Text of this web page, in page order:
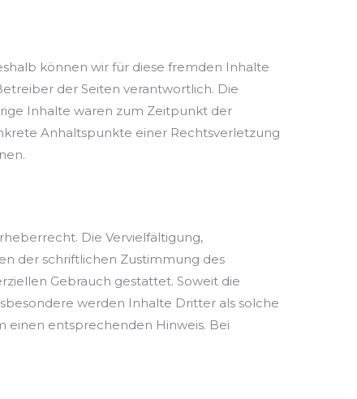
können wir für diese fremden Inhalte
der Seiten verantwortlich. Die
Inhalte waren zum Zeitpunkt der
Anhaltspunkte einer Rechtsverletzung
Die Vervielfältigung,
der schriftlichen Zustimmung des
Gebrauch gestattet. Soweit die
werden Inhalte Dritter als solche
entsprechenden Hinweis. Bei